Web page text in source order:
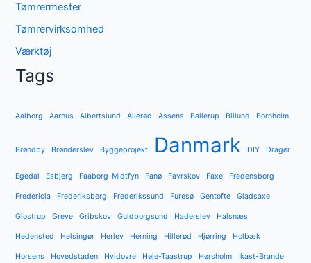
Tømrermester
Tømrervirksomhed
Værktøj
Tags
Aalborg Aarhus Albertslund Allerød Assens Ballerup Billund Bornholm
Brøndby Brønderslev Byggeprojekt Danmark DIY Dragør
Egedal Esbjerg Faaborg-Midtfyn Fanø Favrskov Faxe Fredensborg
Fredericia Frederiksberg Frederikssund Furesø Gentofte Gladsaxe
Glostrup Greve Gribskov Guldborgsund Haderslev Halsnæs
Hedensted Helsingør Herlev Herning Hillerød Hjørring Holbæk
Horsens Hovedstaden Hvidovre Høje-Taastrup Hørsholm Ikast-Brande